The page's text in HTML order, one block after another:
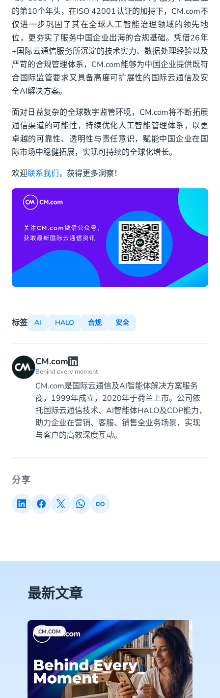
的第10个年头，在ISO 42001认证的加持下，CM.com不
仅进一步巩固了其在全球人工智能治理领域的领先地
位，更夯实了服务中国企业出海的合规基础。凭借26年
+国际云通信服务所沉淀的技术实力、数据处理经验以及
严苛的合规管理体系，CM.com能够为中国企业提供既符
合国际监管要求又具备高度可扩展性的国际云通信及安
全AI解决方案。
面对日益复杂的全球数字监管环境，CM.com将不断拓展
通信渠道的可能性，持续优化人工智能管理体系，以更
卓越的可靠性、透明性与责任意识，赋能中国企业在国
际市场中稳健拓展，实现可持续的全球化增长。
欢迎联系我们，获得更多洞察！
标签 AI HALO 合规 安全
CM.com
Behind every moment
CM.com是国际云通信及AI智能体解决方案服务
商，1999年成立，2020年于荷兰上市。公司依
托国际云通信技术、AI智能体HALO及CDP能力，
助力企业在营销、客服、销售全业务场景，实现
与客户的高效深度互动。
分享
最新文章
CM.COM